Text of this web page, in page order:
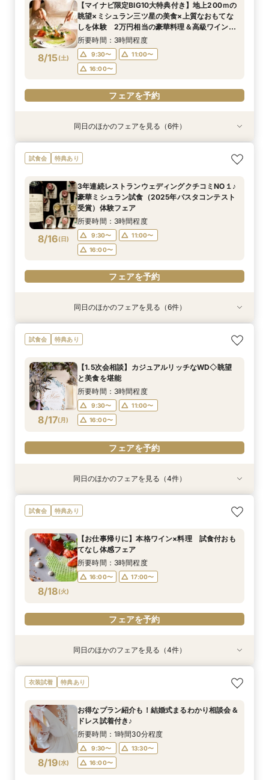
8/14(金)
9:30〜
11:00〜
16:00〜
フェアを予約
8/14(金)
9:30〜
13:30〜
16:00〜
フェアを予約
8/14(金)
所要時間：3時間程度
9:30〜
11:00〜
16:00〜
フェアを予約
8/14(金)
16:00〜 17:00〜
フェアを予約
8/14(金)
9:30〜
13:30〜
16:00〜
フェアを予約
8/15(土)
【マイナビ限定BIG10大特典付き】地上200ｍの
眺望×ミシュラン三ツ星の美食×上質なおもてな
しを体験 2万円相当の豪華料理＆高級ワインの
マリアージュご試食付きフェア
所要時間：3時間程度
9:30〜
11:00〜
16:00〜
フェアを予約
特典あり
8/15(土 )
【満足度No1】2万円相当豪華試食付＆天空チャ
ペル体験フェア
9:30〜
11:00〜
16:00〜
フェアを予約
特典あり
8/15(土 )
【料理重視なら】20名～貸切可◎ミシュランの
味を堪能！2万円相当のコース試食
9:30〜
11:00〜
16:00〜
フェアを予約
特典あり
8/15(土 )
3年連続レストランウェディングクチコミNO１♪
豪華ミシュラン試食（2025年パスタコンテスト
所要時間：3時間程度
9:30〜
11:00〜
16:00〜
フェアを予約
特典あり
8/15(土 )
【1.5次会相談】カジュアルリッチなWD◇眺望
と美食を堪能
9:30〜
11:00〜
16:00〜
フェアを予約
特典あり
8/15(土 )
【初見学がお得】好立地＆絶景！２万円相当の試
食+ワイン試飲
9:30〜
11:00〜
16:00〜
フェアを予約
8/15(土 )
【早朝や仕事後も◎】所要90分！クイック相談
会 お料理チケット付き♪
9:30〜
13:30〜
16:00〜
フェアを予約
同日のほかのフェアを見る（6件）
試食会 特典あり
8/16(日)
3年連続レストランウェディングクチコミNO１♪
豪華ミシュラン試食（2025年パスタコンテスト
受賞）体験フェア
所要時間：3時間程度
9:30〜
11:00〜
16:00〜
フェアを予約
特典あり
8/16(日)
【満足度No1】2万円相当豪華試食付＆天空チャ
ペル体験フェア
9:30〜
16:00〜
フェアを予約
特典あり
8/16(日)
【料理重視なら】20名～貸切可◎ミシュランの
味を堪能！2万円相当のコース試食
9:30〜
16:00〜
フェアを予約
特典あり
8/16(日)
【マイナビ限定BIG10大特典付き】地上200ｍの
眺望×ミシュラン三ツ星の美食×上質なおもてな
マリアージュご試食付きフェア
所要時間：3時間程度
16:00〜
フェアを予約
特典あり
8/16(日)
【1.5次会相談】カジュアルリッチなWD◇眺望
と美食を堪能
9:30〜
16:00〜
フェアを予約
特典あり
8/16(日)
【初見学がお得】好立地＆絶景！２万円相当の試
食+ワイン試飲
9:30〜
16:00〜
フェアを予約
8/16(日)
【早朝や仕事後も◎】所要90分！クイック相談
会 お料理チケット付き♪
9:30〜
16:00〜
フェアを予約
同日のほかのフェアを見る（6件）
試食会 特典あり
8/17(月)
【1.5次会相談】カジュアルリッチなWD◇眺望
と美食を堪能
所要時間：3時間程度
9:30〜
11:00〜
16:00〜
フェアを予約
特典あり
8/17(月)
お得なプラン紹介も！結婚式まるわかり相談会＆
ドレス試着付き♪
9:30〜
13:30〜
16:00〜
特典あり
8/17(月)
【お仕事帰りに】本格ワイン×料理 試食付おも
てなし体感フェア
16:00〜 17:00〜
特典あり
8/17(月)
【初見学がお得】好立地＆絶景！２万円相当の試
食+ワイン試飲
9:30〜
11:00〜
16:00〜
8/17(月)
【早朝や仕事後も◎】所要90分！クイック相談
会 お料理チケット付き♪
9:30〜
13:30〜
16:00〜
同日のほかのフェアを見る（4件）
試食会 特典あり
8/18(火)
【お仕事帰りに】本格ワイン×料理 試食付おも
てなし体感フェア
所要時間：3時間程度
16:00〜 17:00〜
フェアを予約
特典あり
8/18
お得なプラン紹介も！結婚式まるわかり相談会＆
ドレス試着付き♪
9:30〜
16:00〜
フェアを予約
特典あり
8/18
3年連続レストランウェディングクチコミNO１♪
豪華ミシュラン試食（2025年パスタコンテスト
所要時間：3時間程度
16:00〜
フェアを予約
特典あり
8/18
【初見学がお得】好立地＆絶景！２万円相当の試
食+ワイン試飲
9:30〜
16:00〜
フェアを予約
8/18
【早朝や仕事後も◎】所要90分！クイック相談
会 お料理チケット付き♪
9:30〜
16:00〜
フェアを予約
同日のほかのフェアを見る（4件）
衣装試着 特典あり
8/19(水)
お得なプラン紹介も！結婚式まるわかり相談会＆
ドレス試着付き♪
所要時間：1時間30分程度
9:30〜
13:30〜
16:00〜